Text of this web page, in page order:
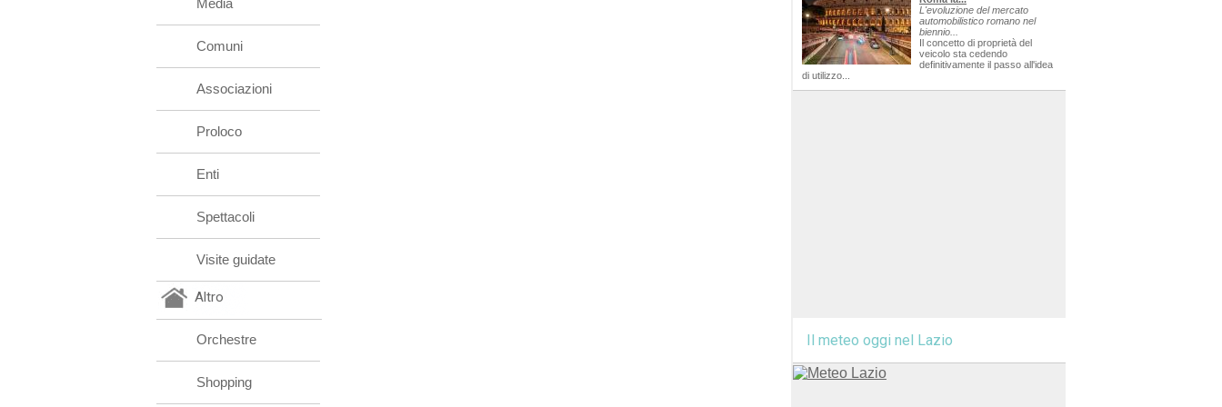
Media
Comuni
Associazioni
Proloco
Enti
Spettacoli
Visite guidate
Altro
Orchestre
Shopping
L'evoluzione del mercato
automobilistico romano nel
biennio...
Il concetto di proprietà del
veicolo sta cedendo
definitivamente il passo all'idea
di utilizzo...
Il meteo oggi nel Lazio